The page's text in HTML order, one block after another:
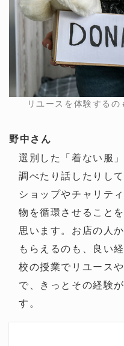
リユースを体験するの
野中さん
選別した「着ない服
調べたり話したりし
ショップやチャリテ
物を循環させること
思います。お店の人
もらえるのも、良い
校の授業でリユース
で、きっとその経験
す。